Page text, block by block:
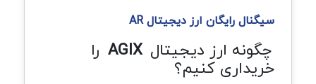
سیگنال رایگان ارز دیجیتال AR
چگونه ارز دیجیتال AGIX را
خریداری کنیم؟